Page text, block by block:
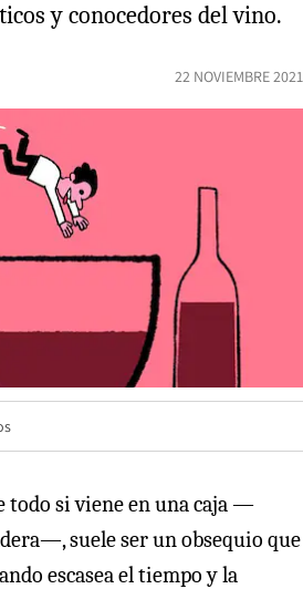
y conocedores del vino.
22 NOVIEMBRE 2021
todo si viene en una caja —
suele ser un obsequio que
escasea el tiempo y la